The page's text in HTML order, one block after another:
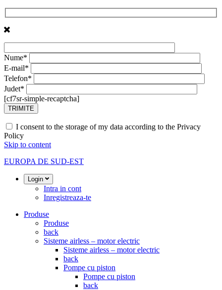
Nume*
E-mail*
Telefon*
Judet*
[cf7sr-simple-recaptcha]
I consent to the storage of my data according to the Privacy
Policy
Skip to content
EUROPA DE SUD-EST
Login
Intra in cont
Inregistreaza-te
Produse
Produse
back
Sisteme airless – motor electric
Sisteme airless – motor electric
back
Pompe cu piston
Pompe cu piston
back